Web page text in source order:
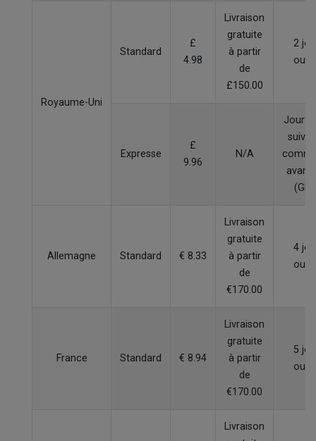
Royaume-Uni
Standard
£
4.98
Livraison
gratuite
à partir
de
£150.00
2
Expresse
£
9.96
N/A
Jour
avant
Allemagne Standard € 8.33
Livraison
gratuite
à partir
de
€170.00
4
France Standard € 8.94
Livraison
gratuite
à partir
de
€170.00
5
Livraison